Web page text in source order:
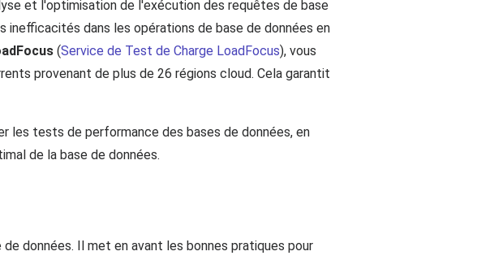
et l'optimisation de l'exécution des requêtes de base
inefficacités dans les opérations de base de données en
(Service de Test de Charge LoadFocus), vous
provenant de plus de 26 régions cloud. Cela garantit
les tests de performance des bases de données, en
de la base de données.
données. Il met en avant les bonnes pratiques pour